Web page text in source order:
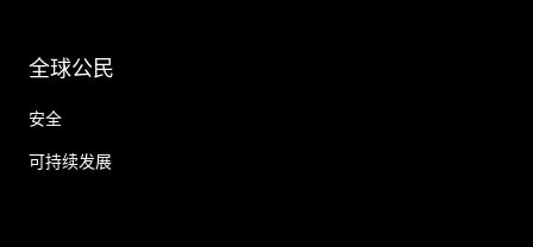
全球公民
安全
可持续发展